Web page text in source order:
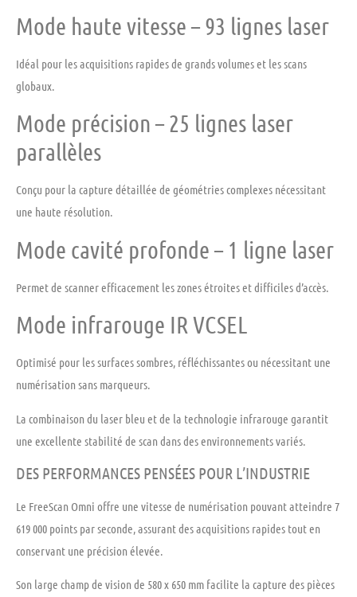
Mode haute vitesse – 93 lignes laser
Idéal pour les acquisitions rapides de grands volumes et les scans
globaux.
Mode précision – 25 lignes laser
parallèles
Conçu pour la capture détaillée de géométries complexes nécessitant
une haute résolution.
Mode cavité profonde – 1 ligne laser
Permet de scanner efficacement les zones étroites et difficiles d’accès.
Mode infrarouge IR VCSEL
Optimisé pour les surfaces sombres, réfléchissantes ou nécessitant une
numérisation sans marqueurs.
La combinaison du laser bleu et de la technologie infrarouge garantit
une excellente stabilité de scan dans des environnements variés.
DES PERFORMANCES PENSÉES POUR L’INDUSTRIE
Le FreeScan Omni offre une vitesse de numérisation pouvant atteindre 7
619 000 points par seconde, assurant des acquisitions rapides tout en
conservant une précision élevée.
Son large champ de vision de 580 x 650 mm facilite la capture des pièces